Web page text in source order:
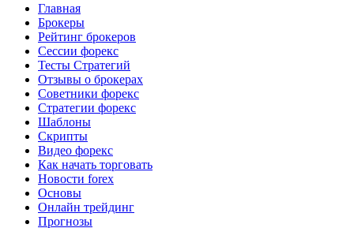
Главная
Брокеры
Рейтинг брокеров
Сессии форекс
Тесты Стратегий
Отзывы о брокерах
Советники форекс
Стратегии форекс
Шаблоны
Скрипты
Видео форекс
Как начать торговать
Новости forex
Основы
Онлайн трейдинг
Прогнозы